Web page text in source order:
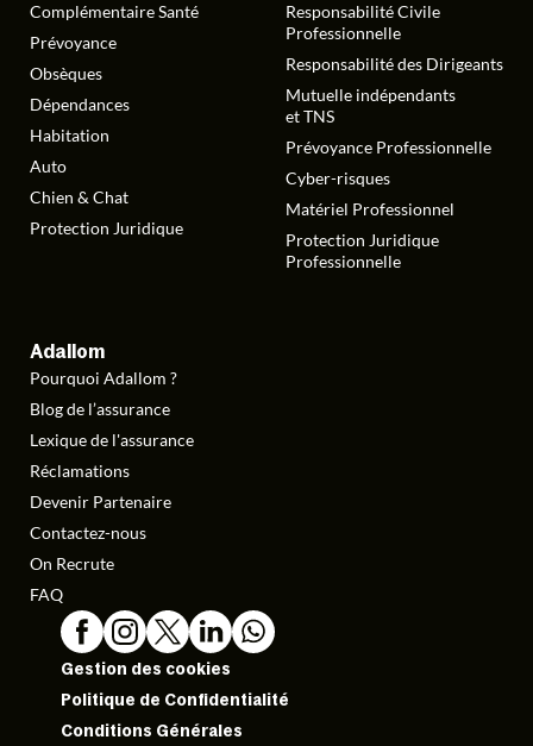
Complémentaire Santé
Prévoyance
Obsèques
Dépendances
Habitation
Auto
Chien & Chat
Protection Juridique
Responsabilité Civile
Professionnelle
Responsabilité des Dirigeants
Mutuelle indépendants
et TNS
Prévoyance Professionnelle
Cyber-risques
Matériel Professionnel
Protection Juridique
Professionnelle
Adallom
Pourquoi Adallom ?
Blog de l’assurance
Lexique de l'assurance
Réclamations
Devenir Partenaire
Contactez-nous
On Recrute
FAQ
Gestion des cookies
Politique de Confidentialité
Conditions Générales